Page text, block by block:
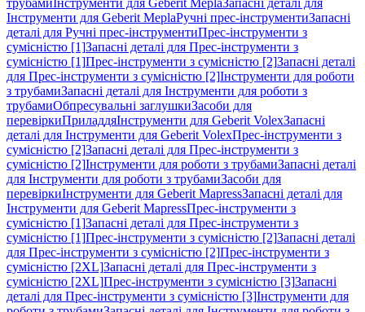
трубамиІнструменти для Geberit MeplaЗапасні деталі для
Інструменти для Geberit MeplaРучні прес-інструментиЗапасні
деталі для Ручні прес-інструментиПрес-інструменти з
сумісністю [1]Запасні деталі для Прес-інструменти з
сумісністю [1]Прес-інструменти з сумісністю [2]Запасні деталі
для Прес-інструменти з сумісністю [2]Інструменти для роботи
з трубамиЗапасні деталі для Інструменти для роботи з
трубамиОбпресувальні заглушкиЗасоби для
перевіркиПриладдяІнструменти для Geberit VolexЗапасні
деталі для Інструменти для Geberit VolexПрес-інструменти з
сумісністю [2]Запасні деталі для Прес-інструменти з
сумісністю [2]Інструменти для роботи з трубамиЗапасні деталі
для Інструменти для роботи з трубамиЗасоби для
перевіркиІнструменти для Geberit MapressЗапасні деталі для
Інструменти для Geberit MapressПрес-інструменти з
сумісністю [1]Запасні деталі для Прес-інструменти з
сумісністю [1]Прес-інструменти з сумісністю [2]Запасні деталі
для Прес-інструменти з сумісністю [2]Прес-інструменти з
сумісністю [2XL]Запасні деталі для Прес-інструменти з
сумісністю [2XL]Прес-інструменти з сумісністю [3]Запасні
деталі для Прес-інструменти з сумісністю [3]Інструменти для